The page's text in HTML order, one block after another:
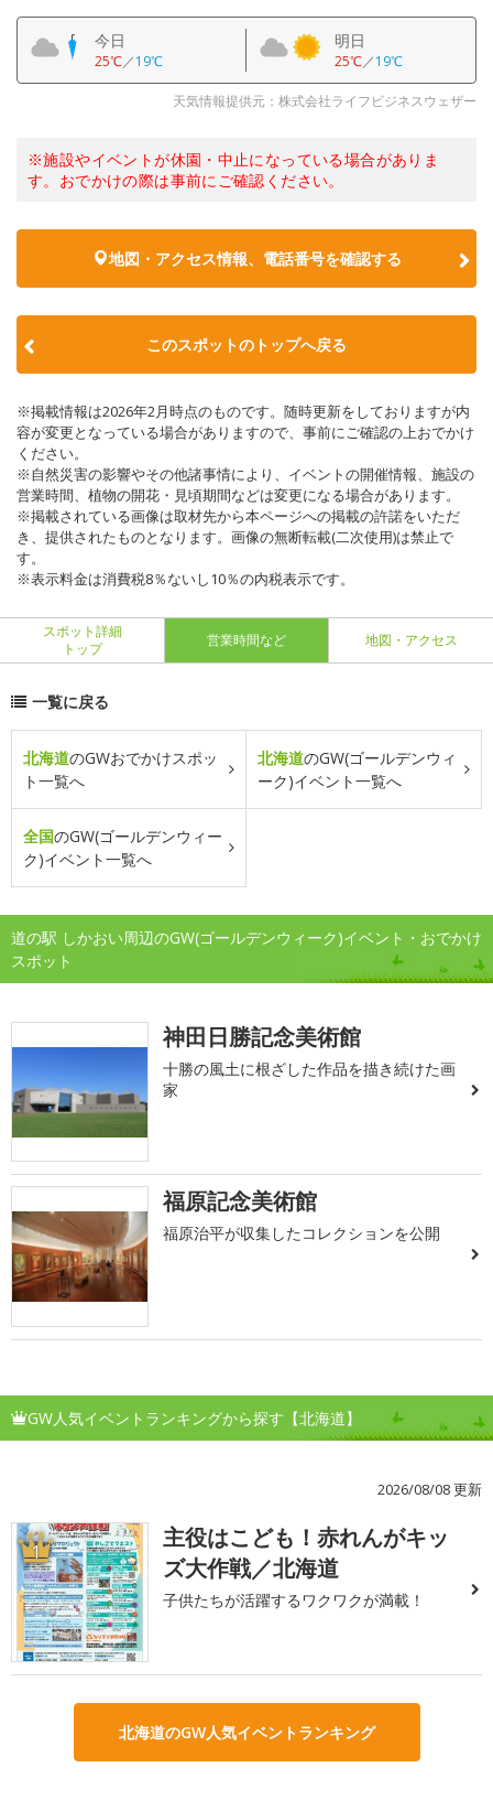
今日
25℃／19℃
明日
25℃／19℃
天気情報提供元：株式会社ライフビジネスウェザー
※施設やイベントが休園・中止になっている場合がありま
す。おでかけの際は事前にご確認ください。
地図・アクセス情報、電話番号を確認する
このスポットのトップへ戻る
※掲載情報は2026年2月時点のものです。随時更新をしておりますが内
容が変更となっている場合がありますので、事前にご確認の上おでかけ
ください。
※自然災害の影響やその他諸事情により、イベントの開催情報、施設の
営業時間、植物の開花・見頃期間などは変更になる場合があります。
※掲載されている画像は取材先から本ページへの掲載の許諾をいただ
き、提供されたものとなります。画像の無断転載(二次使用)は禁止で
す。
※表示料金は消費税8％ないし10％の内税表示です。
スポット詳細
トップ
営業時間など 地図・アクセス
一覧に戻る
北海道のGWおでかけスポッ
ト一覧へ
北海道のGW(ゴールデンウィ
ーク)イベント一覧へ
全国のGW(ゴールデンウィー
ク)イベント一覧へ
道の駅 しかおい周辺のGW(ゴールデンウィーク)イベント・おでかけ
スポット
神田日勝記念美術館
十勝の風土に根ざした作品を描き続けた画
家
福原記念美術館
福原治平が収集したコレクションを公開
GW人気イベントランキングから探す【北海道】
2026/08/08 更新
1
主役はこども！赤れんがキッ
ズ大作戦／北海道
子供たちが活躍するワクワクが満載！
北海道のGW人気イベントランキング